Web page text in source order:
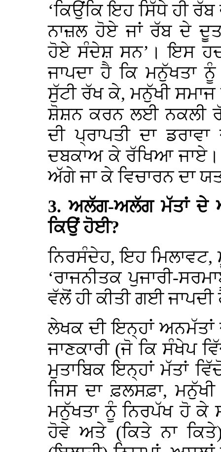
‘ਕਿਉਂਕਿ ਇਹ ਸਿੱਧੇ ਹੀ
ਨਾਜ਼ਲ ਹੋਏ ਜਾਂ ਰੱਬ ਦੇ
ਹੋਏ ਸੰਦੇਸ਼ ਸਨ’। ਇਸ
ਜਾਪਦਾ ਹੈ ਕਿ ਮਨੁੱਖਤਾ
ਸੁੱਟੀ ਰੱਖ ਕੇ, ਮਨੁੱਖੀ
ਸ਼ੋਸ਼ਨ ਕਰਨ ਲਈ ਨਕਲੀ
ਦੀ ਪ੍ਰਾਪਤੀ ਦਾ
ਦਬਕਾਅ ਕੇ ਰੱਖਿਆ
ਅੱਗੇ ਜਾ ਕੇ ਵਿਚਾਰਨ ਦਾ
3. ਅਲੱਗ-ਅਲੱਗ ਮੱਤਾਂ ਦੇ
ਕਿਉਂ ਹੋਈ?
ਨਿਰਸੰਦੇਹ, ਇਹ
‘ਰਾਜਨੀਤਕ ਪੁਜਾਰੀ-
ਵੱਲੋਂ ਹੀ ਕੀਤੀ ਗਈ ਜਾਪਦੀ
ਲੇਖਕ ਦੀ ਇਨ੍ਹਾਂ ਅਨਮੱਤਾਂ
ਜਾਣਕਾਰੀ (ਜੋ ਕਿ ਸੰਖੇਪ
ਮੁਤਾਬਿਕ ਇਨ੍ਹਾਂ ਮੱਤਾਂ
ਜਿਸ ਦਾ ਫ਼ਲਸਫ਼ਾ,
ਮਨੁੱਖਤਾ ਨੂੰ ਨਿਰਪੱਖ ਹੋ
ਹੋਵੇ ਅਤੇ (ਕਿਤੇ ਨਾ